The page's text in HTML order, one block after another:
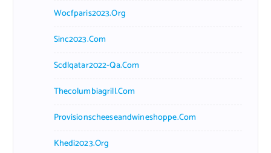
Wocfparis2023.org
Sinc2023.com
Scdlqatar2022-Qa.com
Thecolumbiagrill.com
Provisionscheeseandwineshoppe.com
Khedi2023.org